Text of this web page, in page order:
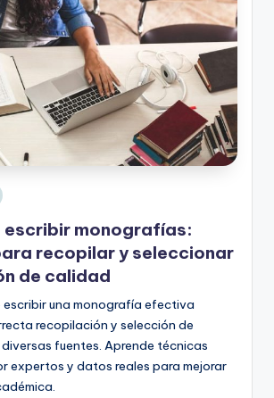
escribir monografías:
recopilar y seleccionar
de calidad
escribir una monografía efectiva
recopilación y selección de
fuentes. Aprende técnicas
expertos y datos reales para mejorar